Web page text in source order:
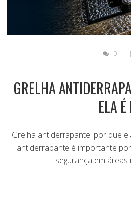
0
GRELHA
ELA
Grelha antiderrapante: por que
antiderrapante é importante
segurança em áreas